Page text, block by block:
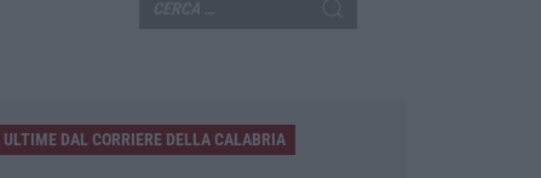
ULTIME DAL CORRIERE DELLA CALABRIA